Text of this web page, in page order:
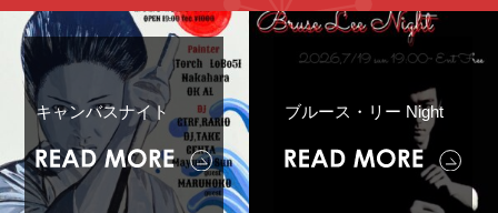
キャンバスナイト ブルース・リー Night